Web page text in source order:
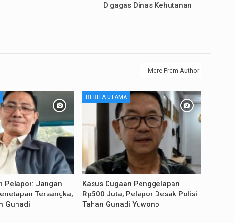
Digagas Dinas Kehutanan
More From Author
Pelapor: Jangan
Tersangka,
Gunadi
BERITA UTAMA
Kasus Dugaan Penggelapan
Rp500 Juta, Pelapor Desak Polisi
Tahan Gunadi Yuwono